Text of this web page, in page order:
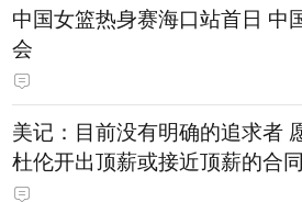
中国女篮热身赛海口站首日 中
会
美记：目前没有明确的追求者
杜伦开出顶薪或接近顶薪的合同